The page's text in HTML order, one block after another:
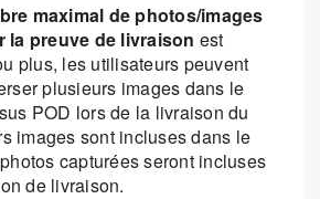
maximal de photos/images
la preuve de livraison est
plus, les utilisateurs peuvent
plusieurs images dans le
POD lors de la livraison du
images sont incluses dans le
capturées seront incluses
de livraison.